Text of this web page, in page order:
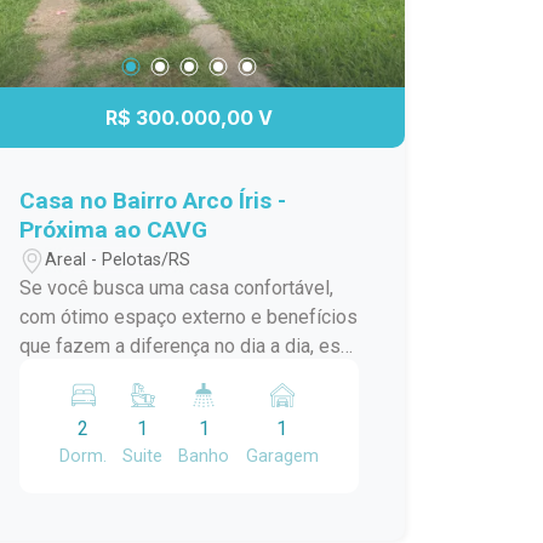
de espaço. Ideal para quem valoriza
segurança, conforto e um ambiente
acolhedor para viver bons momentos.
Ótima opção tanto para moradia quanto
para investimento! Entre em contato
ou agendar uma visita. Essa pode ser a
casa que você estava procurando!
R$ 300.000,00 V
Casa no Bairro Arco Íris -
Próxima ao CAVG
Areal - Pelotas/RS
Se você busca uma casa confortável,
com ótimo espaço externo e benefícios
que fazem a diferença no dia a dia, esta
Localizada em uma região tranquila e
de fácil acesso, o imóvel oferece
praticidade, economia e um ambiente
2
Dorm.
1
Suite
1
Banho
1
Garagem